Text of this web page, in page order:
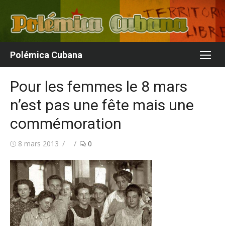
contenu
Polémica Cubana
Pour les femmes le 8 mars
n’est pas une fête mais une
commémoration
Publié8 mars 2013 Auteur/autrice
0